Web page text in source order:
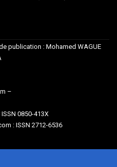
publication : Mohamed WAGUE
–
0850-413X
: ISSN 2712-6536